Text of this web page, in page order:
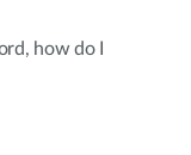
how do I